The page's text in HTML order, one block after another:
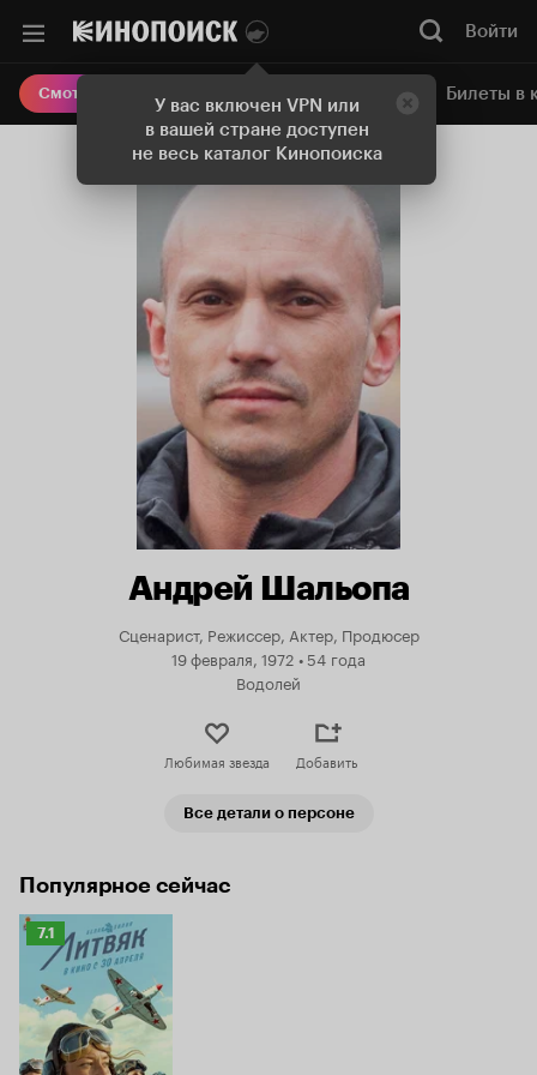
У вас включен VPN или
в вашей стране доступен
не весь каталог Кинопоиска
Войти
Смотреть кино Онлайн-кинотеатр Билеты в
Андрей Шальопа
Сценарист, Режиссер, Актер, Продюсер
19 февраля, 1972 •54 года
Водолей
Любимая звезда Добавить
Все детали о персоне
Популярное сейчас
Рейтинг
Кинопоиска
7.1
7.1